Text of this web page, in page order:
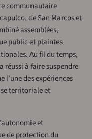
communautaire
de San Marcos et
assemblées,
public et plaintes
Au fil du temps,
réussi à faire suspendre
l’une des expériences
territoriale et
et
de protection du